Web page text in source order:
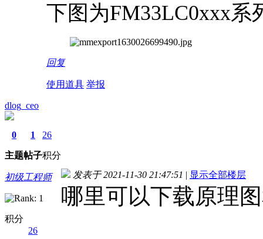
下图为FM33LC0xxx系
回复
使用道具 举报
dlog_ceo
0
主题
1
帖子
26
积分
初级工程师
积分
26
发表于 2021-11-30 21:47:51 | 显示全部楼层
哪里可以下载原理